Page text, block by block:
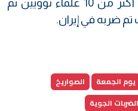
نووية في إيران، مضيفة أن أكثر من 10 علماء نوويين تم
يوم الجمعة
الصواريخ
الضربات الجوية